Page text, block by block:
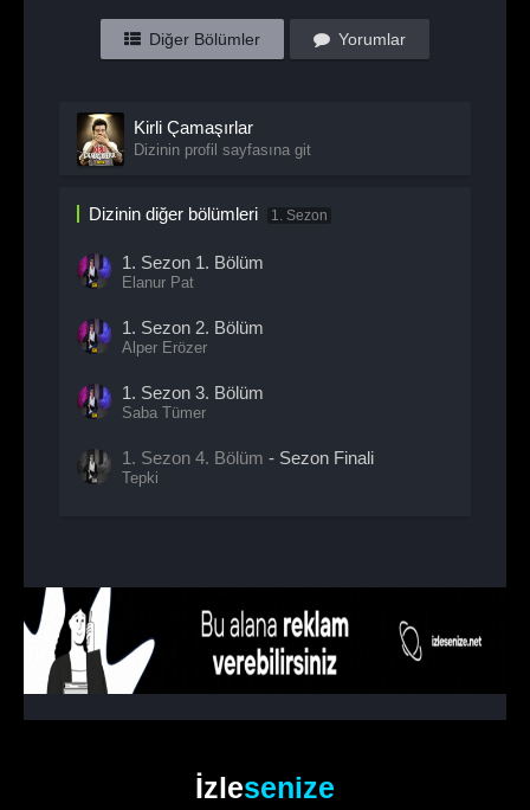
Diğer Bölümler Yorumlar
Kirli Çamaşırlar
Dizinin profil sayfasına git
Dizinin diğer bölümleri 1. Sezon
1. Sezon 1. Bölüm
Elanur Pat
1. Sezon 2. Bölüm
Alper Erözer
1. Sezon 3. Bölüm
Saba Tümer
1. Sezon 4. Bölüm - Sezon Finali
Tepki
İzlesenize